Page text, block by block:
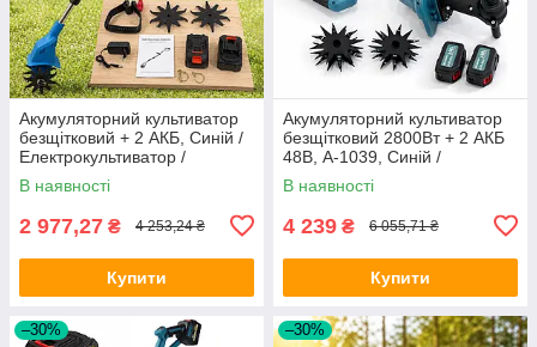
Акумуляторний культиватор
безщітковий + 2 АКБ, Синій /
Електрокультиватор /
Бездротовий міні культиватор
В наявності
2 977,27 ₴ 4 253,24 ₴
Купити
Акумуляторний культиватор
безщітковий 2800Вт + 2 АКБ
48В, A-1039, Синій /
Бездротовий міні культиватор
/ Електрокультиватор
В наявності
4 239 ₴ 6 055,71 ₴
Купити
–30% –30%